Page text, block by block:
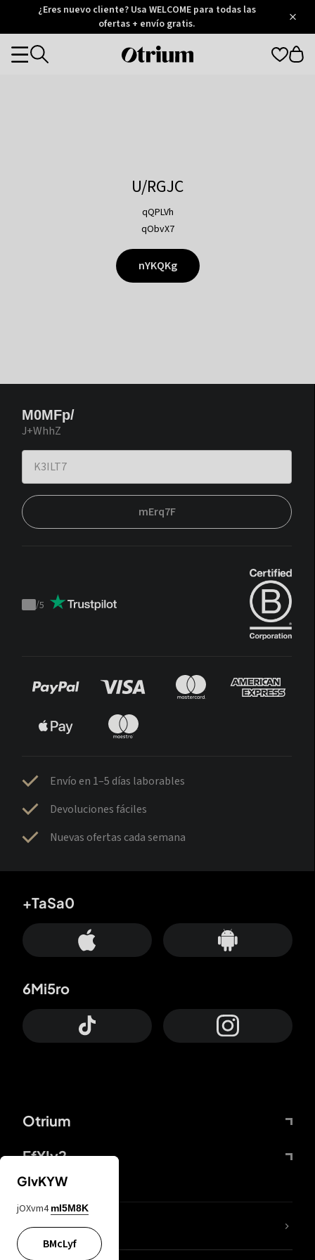
Otrium
Trustpilot
¿Eres nuevo cliente? Usa WELCOME para todas las
ofertas + envío gratis.
Otrium
Categories
U/RGJC
qQPLVh
qObvX7
nYKQKg
M0MFp/
J+WhhZ
mErq7F
Trustpilot
/5
Envío en 1–5 días laborables
Devoluciones fáciles
Nuevas ofertas cada semana
Otrium
FfYIy2
+TaSa0
6Mi5ro
65A04M
GIvKYW
jOXvm4 mI5M8K
BMcLyf